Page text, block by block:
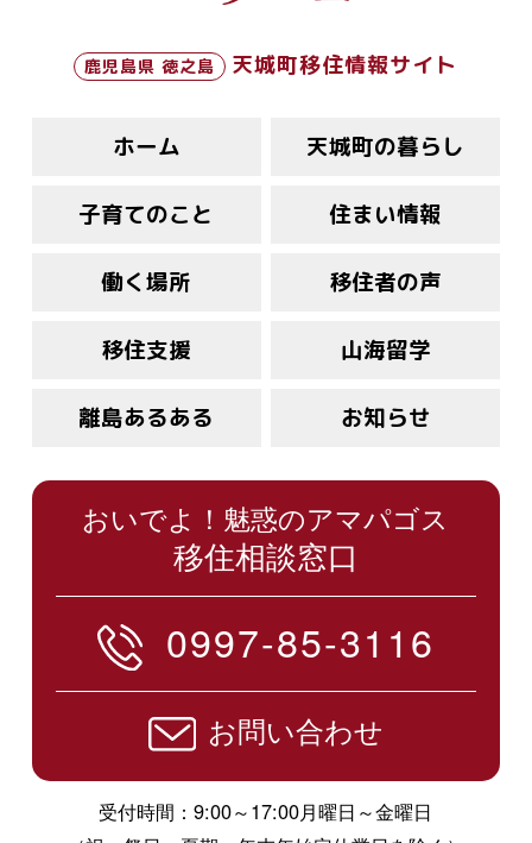
鹿児島県 徳之島 天城町移住情報サイト
ホーム 天城町の暮らし
子育てのこと 住まい情報
働く場所 移住者の声
移住支援 山海留学
離島あるある お知らせ
おいでよ！魅惑のアマパゴス
移住相談窓口
0997-85-3116
お問い合わせ
受付時間：9:00～17:00月曜日～金曜日